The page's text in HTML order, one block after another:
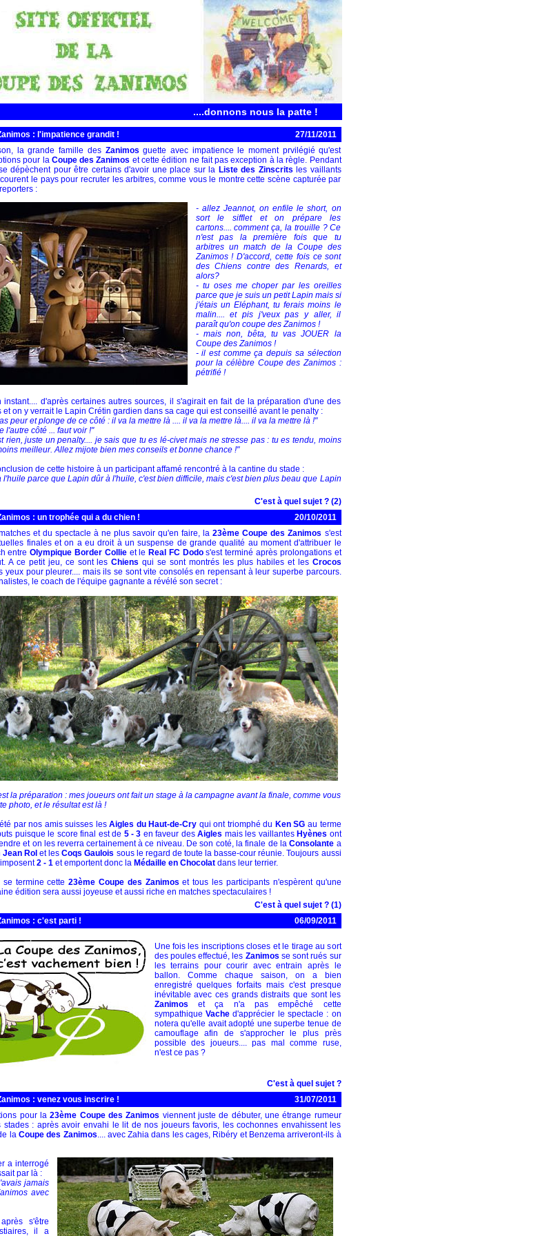
....donnons nous la patte !
: l'impatience grandit !
27/11/2011
la grande famille des Zanimos guette avec impatience le moment prvilégié qu'est
pour la Coupe des Zanimos et cette édition ne fait pas exception à la règle. Pendant
dépèchent pour être certains d'avoir une place sur la Liste des Zinscrits les vaillants
le pays pour recruter les arbitres, comme vous le montre cette scène capturée par
:
- allez Jeannot, on enfile le short, on
sort le sifflet et on prépare les
cartons.... comment ça, la trouille ? Ce
n'est pas la première fois que tu
arbitres un match de la Coupe des
Zanimos ! D'accord, cette fois ce sont
des Chiens contre des Renards, et
alors?
- tu oses me choper par les oreilles
parce que je suis un petit Lapin mais si
j'étais un Eléphant, tu ferais moins le
malin.... et pis j'veux pas y aller, il
paraît qu'on coupe des Zanimos !
- mais non, bêta, tu vas JOUER la
Coupe des Zanimos !
- il est comme ça depuis sa sélection
pour la célèbre Coupe des Zanimos :
pétrifié !
instant.... d'après certaines autres sources, il s'agirait en fait de la préparation d'une des
on y verrait le Lapin Crétin gardien dans sa cage qui est conseillé avant le penalty :
peur et plonge de ce côté : il va la mettre là .... il va la mettre là.... il va la mettre là !"
l'autre côté ... faut voir !"
rien, juste un penalty.... je sais que tu es lé-civet mais ne stresse pas : tu es tendu, moins
meilleur. Allez mijote bien mes conseils et bonne chance !"
de cette histoire à un participant affamé rencontré à la cantine du stade :
l'huile parce que Lapin dûr à l'huile, c'est bien difficile, mais c'est bien plus beau que Lapin
C'est à quel sujet ? (2)
: un trophée qui a du chien !
20/10/2011
et du spectacle à ne plus savoir qu'en faire, la23ème Coupe des Zanimos s'est
finales et on a eu droit à un suspense de grande qualité au moment d'attribuer le
entreOlympique Border Collieet le Real FC Dodos'est terminé après prolongations et
A ce petit jeu, ce sont lesChiens qui se sont montrés les plus habiles et les Crocos
yeux pour pleurer.... mais ils se sont vite consolés en repensant à leur superbe parcours.
le coach de l'équipe gagnante a révélé son secret :
la préparation : mes joueurs ont fait un stage à la campagne avant la finale, comme vous
photo, et le résultat est là !
par nos amis suisses lesAigles du Haut-de-Cry qui ont triomphé du Ken SG au terme
puisque le score final est de 5 - 3 en faveur desAigles mais les vaillantes Hyènes ont
et on les reverra certainement à ce niveau. De son coté, la finale de laConsolante a
Jean Rol et lesCoqs Gaulois sous le regard de toute la basse-cour réunie. Toujours aussi
2 - 1et emportent donc la Médaille en Chocolatdans leur terrier.
se termine cette23ème Coupe des Zanimos et tous les participants n'espèrent qu'une
édition sera aussi joyeuse et aussi riche en matches spectaculaires !
C'est à quel sujet ? (1)
: c'est parti !
06/09/2011
Une fois les inscriptions closes et le tirage au sort
des poules effectué, les Zanimos se sont rués sur
les terrains pour courir avec entrain après le
ballon. Comme chaque saison, on a bien
enregistré quelques forfaits mais c'est presque
inévitable avec ces grands distraits que sont les
Zanimos et ça n'a pas empêché cette
sympathique Vached'apprécier le spectacle : on
notera qu'elle avait adopté une superbe tenue de
camouflage afin de s'approcher le plus près
possible des joueurs.... pas mal comme ruse,
n'est ce pas ?
C'est à quel sujet ?
: venez vous inscrire !
31/07/2011
pour la23ème Coupe des Zanimos viennent juste de débuter, une étrange rumeur
: après avoir envahi le lit de nos joueurs favoris, les cochonnes envahissent les
la Coupe des Zanimos.... avec Zahia dans les cages, Ribéry et Benzema arriveront-ils à
a interrogé
par là :
jamais
avec
s'être
il a